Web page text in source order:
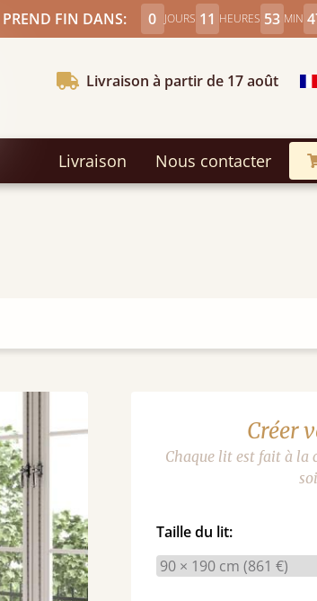
PREND FIN DANS: 0 JOURS 11 HEURES 53 MIN
Livraison à partir de 17 août
Livraison Nous contacter
Créer
Chaque lit est fait à la
Taille du lit: